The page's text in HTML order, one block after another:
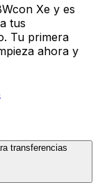
Xe y es
tus
Tu primera
ahora y
transferencias